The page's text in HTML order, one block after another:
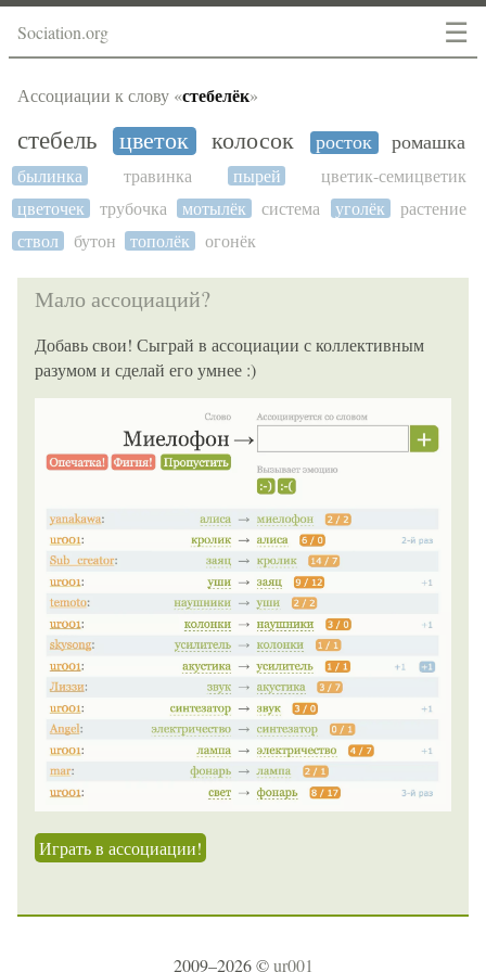
☰
Sociation.org
Ассоциации к слову «стебелёк»
стебель цветок колосок росток ромашка
былинка травинка пырей
цветик-семицветик
цветочек
трубочка мотылёк система уголёк
растение
ствол
бутон тополёк огонёк
Мало ассоциаций?
Добавь свои! Сыграй в ассоциации с коллективным
разумом и сделай его умнее :)
Играть в ассоциации!
2009–2026 ©ur001